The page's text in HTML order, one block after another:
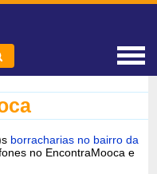
borracharias no bairro da
no EncontraMooca e